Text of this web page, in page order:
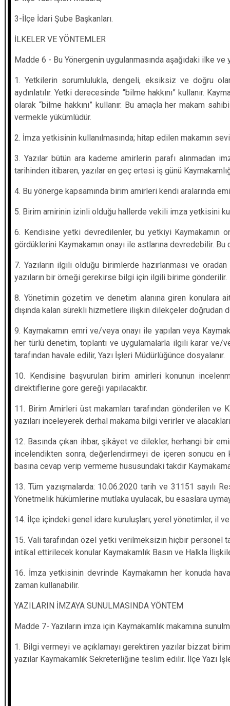
3-İlçe İdari Şube Başkanları.
İLKELER VE YÖNTEMLER
Madde 6 - Bu Yönergenin uygulanmasında aşağıdaki ilke
1. Yetkilerin sorumlulukla, dengeli, eksiksiz ve doğru
aydınlatılır. Yetki derecesinde “bilme hakkını” kullanır.
olarak “bilme hakkını” kullanır. Bu amaçla her makam
vermekle yükümlüdür.
2. İmza yetkisinin kullanılmasında; hitap edilen makamın
3. Yazılar bütün ara kademe amirlerin parafı
tarihinden itibaren, yazılar en geç ertesi iş günü
4. Bu yönerge kapsamında birim amirleri kendi aralarında
5. Birim amirinin izinli olduğu hallerde vekili imza yetkisini
6. Kendisine yetki devredilenler, bu yetkiyi Kaymakamın
gördüklerini Kaymakamın onayı ile astlarına devredebilir.
7. Yazıların ilgili olduğu birimlerde hazırlanması ve
yazıların bir örneği gerekirse bilgi için ilgili birime gönderilir.
8. Yönetimin gözetim ve denetim alanına giren konulara
dışında kalan sürekli hizmetlere ilişkin dilekçeler doğrudan
9. Kaymakamın emri ve/veya onayı ile yapılan veya
her türlü denetim, toplantı ve uygulamalarla ilgili karar ve/
tarafından havale edilir, Yazı İşleri Müdürlüğünce dosyalanır.
10. Kendisine başvurulan birim amirleri konunun
direktiflerine göre gereği yapılacaktır.
11. Birim Amirleri üst makamları tarafından gönderilen ve
yazıları inceleyerek derhal makama bilgi verirler ve
12. Basında çıkan ihbar, şikâyet ve dilekler, herhangi bir
incelendikten sonra, değerlendirmeyi de içeren sonucu en
basına cevap verip vermeme hususundaki takdir
13. Tüm yazışmalarda: 10.06.2020 tarih ve 31151 sayılı
Yönetmelik hükümlerine mutlaka uyulacak, bu esaslara
14. İlçe içindeki genel idare kuruluşları; yerel yönetimler, il
15. Vali tarafından özel yetki verilmeksizin hiçbir personel
intikal ettirilecek konular Kaymakamlık Basın ve Halkla
16. İmza yetkisinin devrinde Kaymakamın her konuda
zaman kullanabilir.
YAZILARIN İMZAYA SUNULMASINDA YÖNTEM
Madde 7- Yazıların imza için Kaymakamlık makamına
1. Bilgi vermeyi ve açıklamayı gerektiren yazılar bizzat
yazılar Kaymakamlık Sekreterliğine teslim edilir. İlçe Yazı